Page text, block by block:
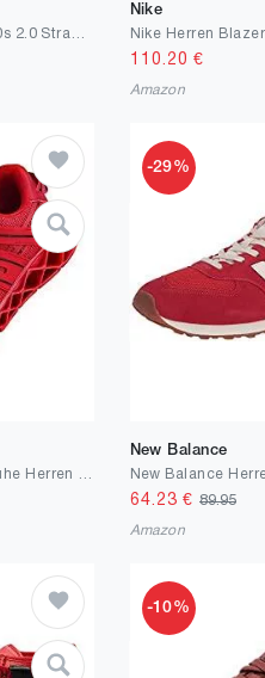
Nike
110.20 €
Amazon
-29%
New Balance
New Balance
64.23 € 89.95
Amazon
-10%